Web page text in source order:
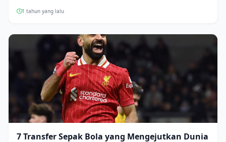
1 tahun yang lalu
7 Transfer Sepak Bola yang Mengejutkan Dunia